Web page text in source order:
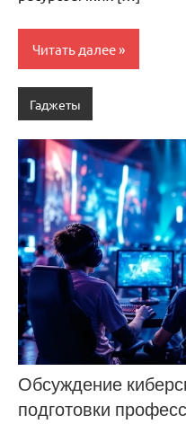
Читать далее
Гаджеты
Обсуждение
подготовки